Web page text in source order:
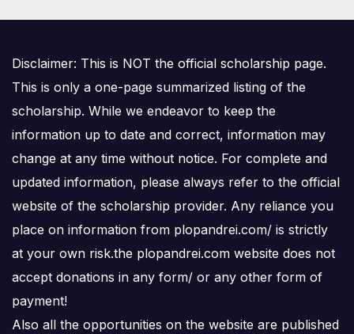
Disclaimer: This is NOT the official scholarship page.
This is only a one-page summarized listing of the
scholarship. While we endeavor to keep the
information up to date and correct, information may
change at any time without notice. For complete and
updated information, please always refer to the official
website of the scholarship provider. Any reliance you
place on information from plopandrei.com/ is strictly
at your own risk.the plopandrei.com website does not
accept donations in any form/ or any other form of
payment!
Also all the opportunities on the website are published